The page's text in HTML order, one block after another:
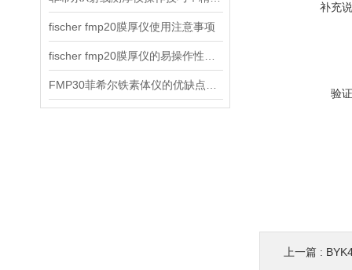
fischer fmp20膜厚仪使用注意事项
补充
验
上一篇 :